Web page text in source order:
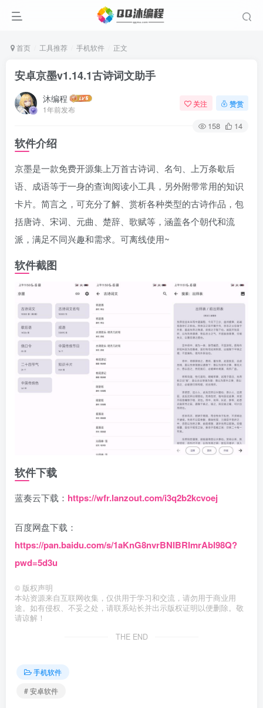
首页 工具推荐 手机软件 正文
安卓京墨v1.14.1古诗词文助手
沐编程
1年前发布
关注 赞赏
158 14
软件介绍
京墨是一款免费开源集上万首古诗词、名句、上万条歇后
语、成语等于一身的查询阅读小工具，另外附带常用的知识
卡片。简言之，可充分了解、赏析各种类型的古诗作品，包
括唐诗、宋词、元曲、楚辞、歌赋等，涵盖各个朝代和流
派，满足不同兴趣和需求。可离线使用~
软件截图
软件下载
蓝奏云下载： https://wfr.lanzout.com/i3q2b2kcvoej
百度网盘下载：
https://pan.baidu.com/s/1aKnG8nvrBNIBRImrAbl98Q?
pwd=5d3u
© 版权声明
本站资源来自互联网收集，仅供用于学习和交流，请勿用于商业用
途。如有侵权、不妥之处，请联系站长并出示版权证明以便删除。敬
请谅解！
THE END
手机软件
# 安卓软件